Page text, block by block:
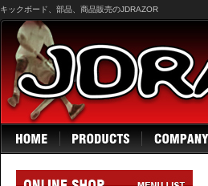
キックボード、部品、商品販売のJDRAZOR